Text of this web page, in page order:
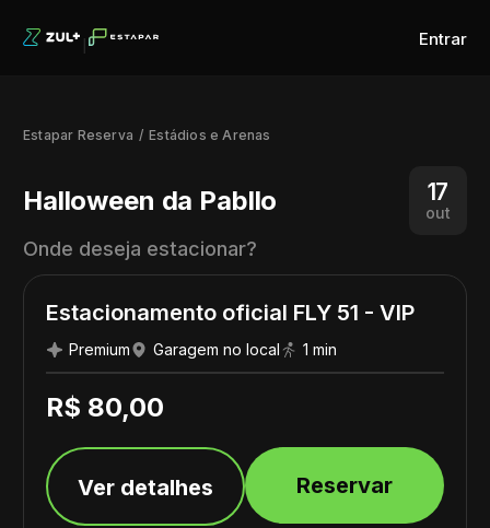
Entrar
Estapar Reserva Estádios e Arenas
Halloween da Pabllo 17
out
Onde deseja estacionar?
Estacionamento oficial FLY 51 - VIP
Premium Garagem no local 1 min
R$ 80,00
Ver detalhes Reservar